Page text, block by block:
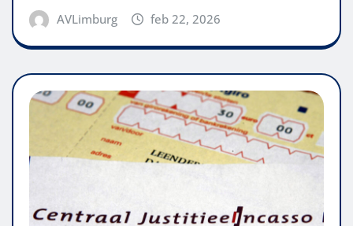
AVLimburg feb 22, 2026